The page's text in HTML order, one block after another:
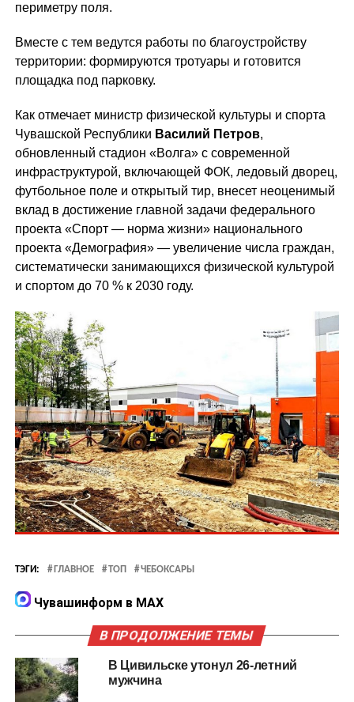
периметру поля.
Вместе с тем ведутся работы по благоустройству
территории: формируются тротуары и готовится
площадка под парковку.
Как отмечает министр физической культуры и спорта
Чувашской Республики Василий Петров,
обновленный стадион «Волга» с современной
инфраструктурой, включающей ФОК, ледовый дворец,
футбольное поле и открытый тир, внесет неоценимый
вклад в достижение главной задачи федерального
проекта «Спорт — норма жизни» национального
проекта «Демография» — увеличение числа граждан,
систематически занимающихся физической культурой
и спортом до 70 % к 2030 году.
ТЭГИ: ГЛАВНОЕ ТОП ЧЕБОКСАРЫ
Чувашинформ в MAX
В ПРОДОЛЖЕНИЕ ТЕМЫ
В Цивильске утонул 26-летний
мужчина